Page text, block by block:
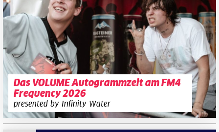
Das VOLUME Autogrammzelt am FM4
Frequency 2026
presented by Infinity Water